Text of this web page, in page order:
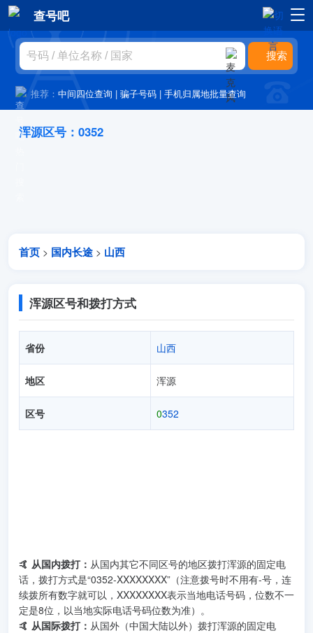
查号吧
推荐：中间四位查询 |骗子号码 |手机归属地批量查询
浑源区号：0352
首页 > 国内长途 > 山西
浑源区号和拨打方式
省份 山西
地区 浑源
区号 0352
🤙 从国内拨打： 从国内其它不同区号的地区拨打浑源的固定电
话，拨打方式是“0352-XXXXXXXX”（注意拨号时不用有-号，连
续拨所有数字就可以，XXXXXXXX表示当地电话号码，位数不一
定是8位，以当地实际电话号码位数为准）。
🤙 从国际拨打： 从国外（中国大陆以外）拨打浑源的固定电